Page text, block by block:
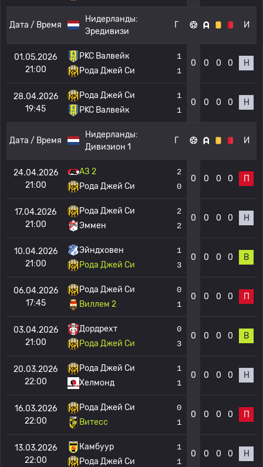
Дата / Время
Нидерланды:
Эредивизи
Г И
01.05.2026
21:00
РKC Валвейк
Рода Джей Си
1
1
0 0 0 0 Н
28.04.2026
19:45
Рода Джей Си
РKC Валвейк
1
1
0 0 0 0 Н
Дата / Время
Нидерланды:
Дивизион 1
Г И
24.04.2026
21:00
АЗ 2
Рода Джей Си
2
0
0 0 0 0 П
17.04.2026
21:00
Рода Джей Си
Эммен
2
2
0 0 0 0 Н
10.04.2026
21:00
Эйндховен
Рода Джей Си
1
3
0 0 0 0 В
06.04.2026
17:45
Рода Джей Си
Виллем 2
0
1
0 0 0 0 П
03.04.2026
21:00
Дордрехт
Рода Джей Си
0
3
0 0 0 0 В
20.03.2026
22:00
Рода Джей Си
Хелмонд
1
1
0 0 0 0 Н
16.03.2026
22:00
Рода Джей Си
Витесс
0
1
0 0 0 0 П
13.03.2026
22:00
Камбуур
Рода Джей Си
1
1
0 0 0 0 Н